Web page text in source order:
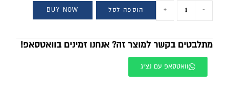
-
+ הוספה לסל BUY NOW
מתלבטים בקשר למוצר זה? אנחנו זמינים בוואטסאפ!
וואטסאפ עם נציג